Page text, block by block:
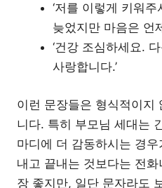
‘저를 이렇게 키워
늦었지만 마음은 언
‘건강 조심하세요.
사랑합니다.’
이런 문장들은 형식적이지
니다. 특히 부모님 세대는
마디에 더 감동하시는 경
내고 끝내는 것보다는 전
장 좋지만, 일단 문자라도